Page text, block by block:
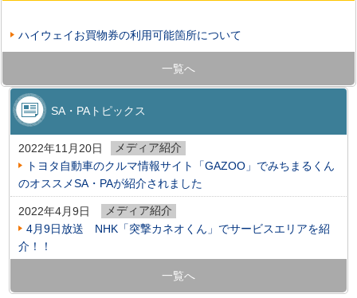
ハイウェイお買物券の利用可能箇所について
一覧へ
SA・PAトピックス
2022年11月20日
メディア紹介
トヨタ自動車のクルマ情報サイト「GAZOO」でみちまるくん
のオススメSA・PAが紹介されました
2022年4月9日
メディア紹介
4月9日放送 NHK「突撃カネオくん」でサービスエリアを紹
介！！
一覧へ